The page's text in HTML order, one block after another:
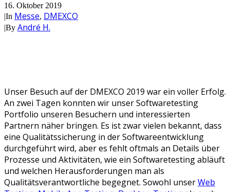
16. Oktober 2019
|In Messe, DMEXCO
|By André H.
Unser Besuch auf der DMEXCO 2019 war ein voller Erfolg.
An zwei Tagen konnten wir unser Softwaretesting
Portfolio unseren Besuchern und interessierten
Partnern näher bringen. Es ist zwar vielen bekannt, dass
eine Qualitätssicherung in der Softwareentwicklung
durchgeführt wird, aber es fehlt oftmals an Details über
Prozesse und Aktivitäten, wie ein Softwaretesting abläuft
und welchen Herausforderungen man als
Qualitätsverantwortliche begegnet. Sowohl unserWeb